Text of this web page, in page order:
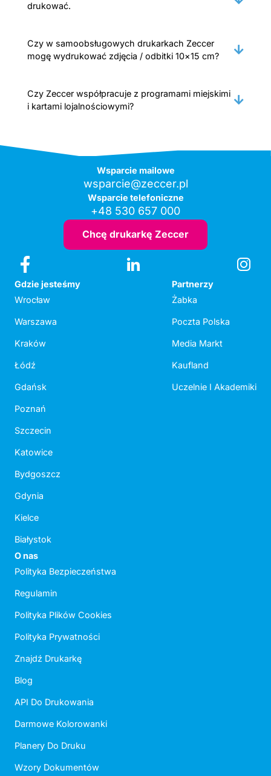
drukować.
Czy w samoobsługowych drukarkach Zeccer
mogę wydrukować zdjęcia / odbitki 10×15 cm?
Czy Zeccer współpracuje z programami miejskimi
i kartami lojalnościowymi?
Wsparcie mailowe
wsparcie@zeccer.pl
Wsparcie telefoniczne
+48 530 657 000
Chcę drukarkę Zeccer
Gdzie jesteśmy
Wrocław
Warszawa
Kraków
Łódź
Gdańsk
Poznań
Szczecin
Katowice
Bydgoszcz
Gdynia
Kielce
Białystok
Partnerzy
Żabka
Poczta Polska
Media Markt
Kaufland
Uczelnie I Akademiki
O nas
Polityka Bezpieczeństwa
Regulamin
Polityka Plików Cookies
Polityka Prywatności
Znajdź Drukarkę
Blog
API Do Drukowania
Darmowe Kolorowanki
Planery Do Druku
Wzory Dokumentów